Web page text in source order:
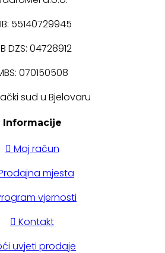
55140729945
DZS: 04728912
070150508
sud u Bjelovaru
Informacije
Moj račun
mjesta
vjernosti
Kontakt
uvjeti prodaje